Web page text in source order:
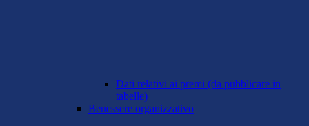
Dati relativi ai premi (da pubblicare in
tabelle)
Benessere organizzativo